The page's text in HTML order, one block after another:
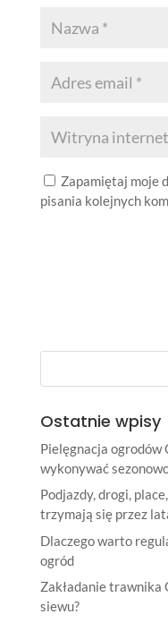
Zapamiętaj moje
pisania kolejnych
Ostatnie wpisy
Pielęgnacja ogrodów
wykonywać
Podjazdy, drogi,
trzymają się przez
Dlaczego warto
ogród
Zakładanie trawnika
siewu?